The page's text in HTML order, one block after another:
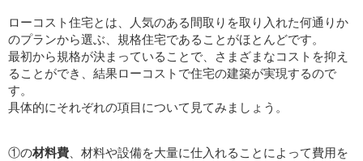
ローコスト住宅とは、人気のある間取りを取り入れた何通りか
のプランから選ぶ、規格住宅であることがほとんどです。
最初から規格が決まっていることで、さまざまなコストを抑え
ることができ、結果ローコストで住宅の建築が実現するので
す。
具体的にそれぞれの項目について見てみましょう。
①の材料費 、材料や設備を大量に仕入れることによって費用を